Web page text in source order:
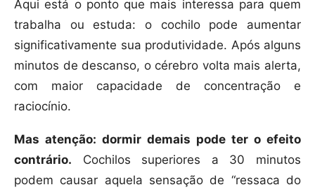
Aqui está o ponto que mais interessa para quem
trabalha ou estuda: o cochilo pode aumentar
significativamente sua produtividade. Após alguns
minutos de descanso, o cérebro volta mais alerta,
com maior capacidade de concentração e
raciocínio.
Mas atenção: dormir demais pode ter o efeito
contrário. Cochilos superiores a 30 minutos
podem causar aquela sensação de “ressaca do